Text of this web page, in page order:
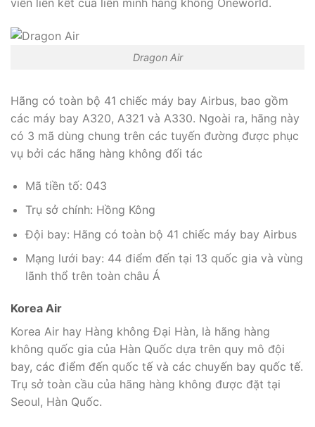
viên liên kết của liên minh hàng không Oneworld.
Dragon Air
Hãng có toàn bộ 41 chiếc máy bay Airbus, bao gồm
các máy bay A320, A321 và A330. Ngoài ra, hãng này
có 3 mã dùng chung trên các tuyến đường được phục
vụ bởi các hãng hàng không đối tác
Mã tiền tố: 043
Trụ sở chính: Hồng Kông
Đội bay: Hãng có toàn bộ 41 chiếc máy bay Airbus
Mạng lưới bay: 44 điểm đến tại 13 quốc gia và vùng
lãnh thổ trên toàn châu Á
Korea Air
Korea Air hay Hàng không Đại Hàn, là hãng hàng
không quốc gia của Hàn Quốc dựa trên quy mô đội
bay, các điểm đến quốc tế và các chuyến bay quốc tế.
Trụ sở toàn cầu của hãng hàng không được đặt tại
Seoul, Hàn Quốc.